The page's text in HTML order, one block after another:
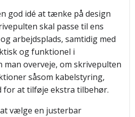
god idé at tænke på design
skal passe til ens
arbejdsplads, samtidig med
og funktionel i
man overveje, om skrivepulten
såsom kabelstyring,
for at tilføje ekstra tilbehør.
vælge en justerbar